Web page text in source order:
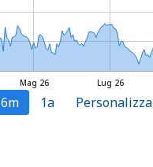
Lug 26
Mag 26
6m 1a Personalizza